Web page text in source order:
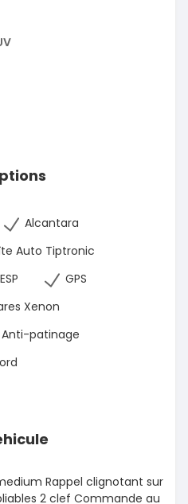
Alcantara
Auto Tiptronic
ESP
GPS
Xenon
Anti-patinage
Rappel clignotant sur
2 clef Commande au